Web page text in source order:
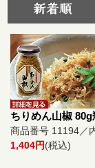
ちりめん山椒 80g
商品番号 11194／
1,404円(税込)